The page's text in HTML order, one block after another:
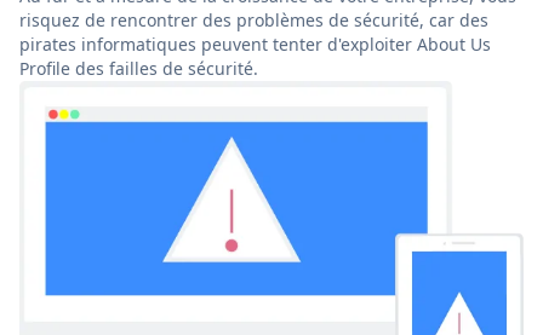
risquez de rencontrer des problèmes de sécurité, car des
pirates informatiques peuvent tenter d'exploiter About Us
Profile des failles de sécurité.